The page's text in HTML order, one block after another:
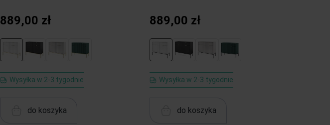
889,00 zł
Wysyłka w 2-3 tygodnie
do koszyka
889,00 zł
Wysyłka w 2-3 tygodnie
do koszyka